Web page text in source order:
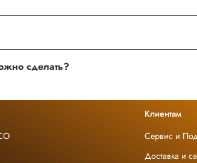
Клиентам
Сервис и
Доставка и